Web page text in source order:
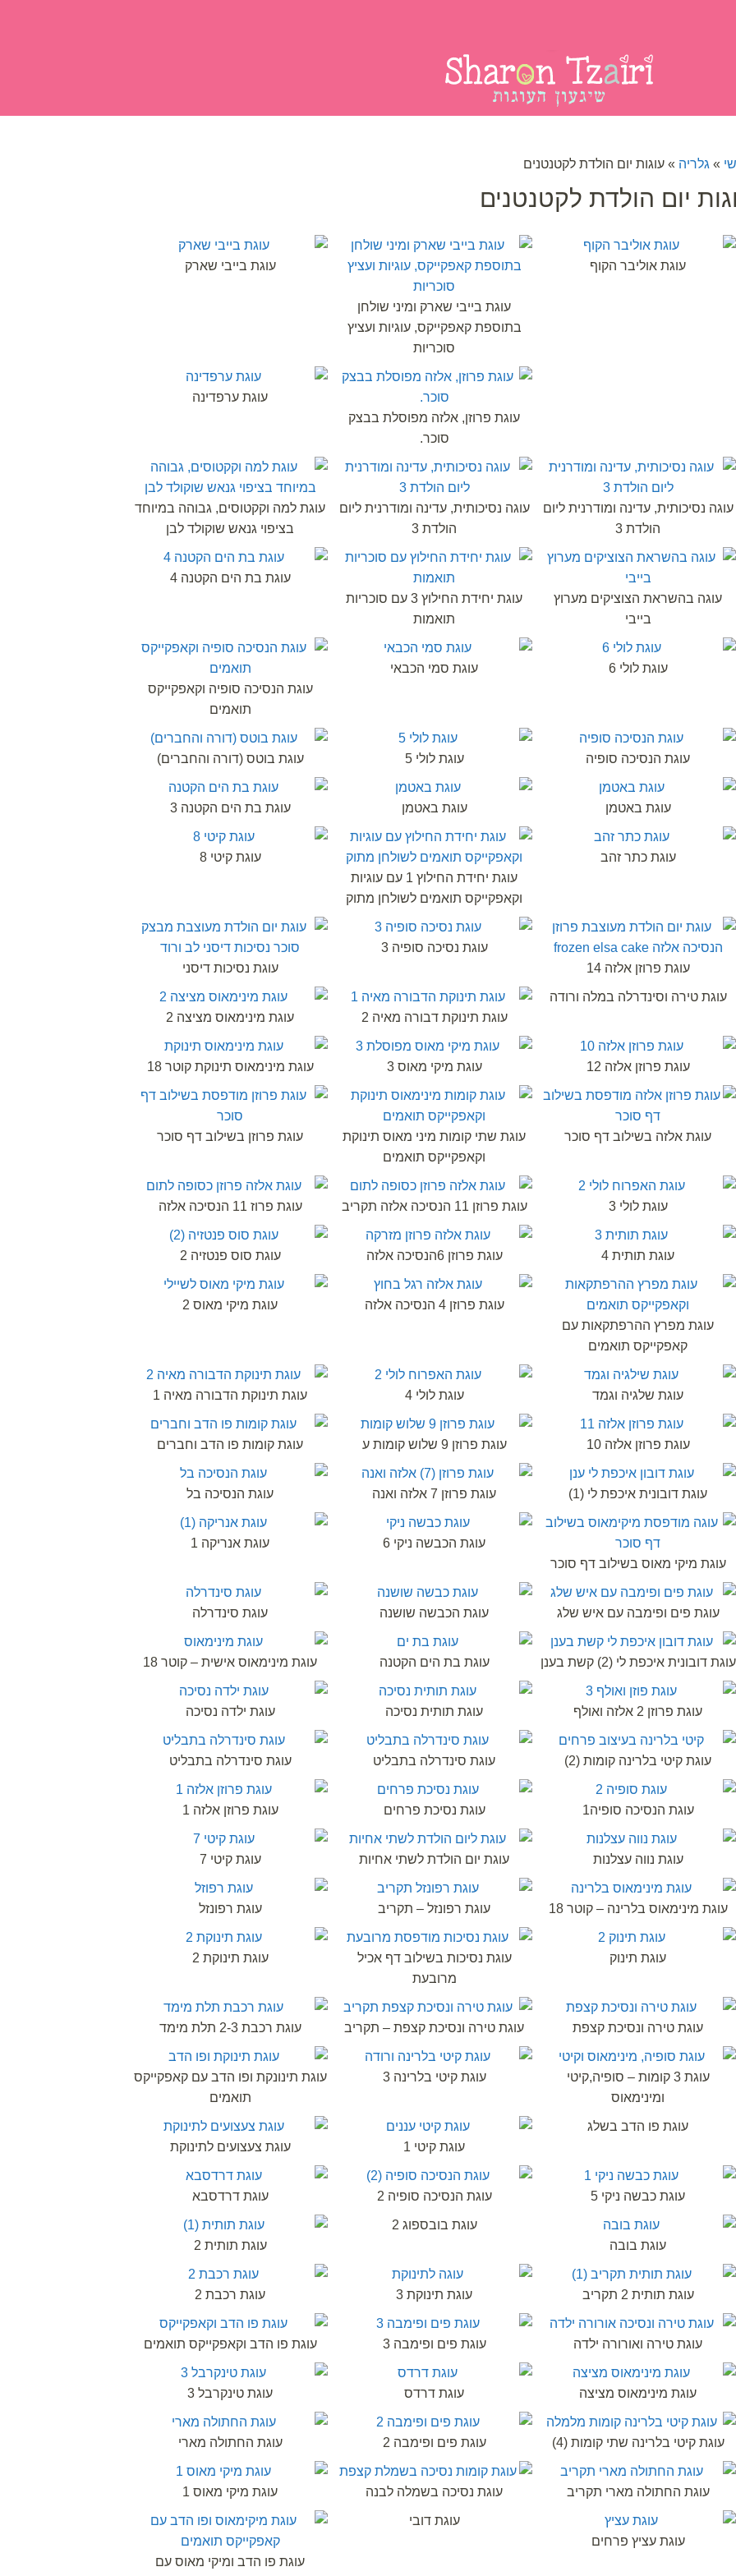
» גלריה » עוגות יום הולדת לקטנטנים
יום הולדת לקטנטנים
עוגת אוליבר הקוף
עוגת בייבי שארק ומיני שולחן
בתוספת קאפקייקס, עוגיות ועציץ
סוכריות
עוגת בייבי שארק
עוגת פרוזן, אלזה מפוסלת בבצק
סוכר.
עוגת ערפדינה
עוגה נסיכותית, עדינה ומודרנית ליום
הולדת 3
עוגה נסיכותית, עדינה ומודרנית ליום
הולדת 3
עוגת למה וקקטוסים, גבוהה במיוחד
בציפוי גנאש שוקולד לבן
עוגה בהשראת הצוציקים מערוץ
בייבי
עוגת יחידת החילוץ 3 עם סוכריות
תואמות
עוגת בת הים הקטנה 4
עוגת לולי 6
עוגת סמי הכבאי
עוגת הנסיכה סופיה וקאפקייקס
תואמים
עוגת הנסיכה סופיה עוגת לולי 5 עוגת בוטס (דורה והחברים)
עוגת באטמן עוגת באטמן עוגת בת הים הקטנה 3
עוגת כתר זהב
עוגת יחידת החילוץ 1 עם עוגיות
וקאפקייקס תואמים לשולחן מתוק
עוגת קיטי 8
עוגת פרוזן אלזה 14
עוגת נסיכה סופיה 3
עוגת נסיכות דיסני
עוגת טירה וסינדרלה במלה ורודה
עוגת תינוקת דבורה מאיה 2
עוגת מינימאוס מציצה 2
עוגת פרוזן אלזה 12 עוגת מיקי מאוס 3 עוגת מינימאוס תינוקת קוטר 18
עוגת אלזה בשילוב דף סוכר
עוגת שתי קומות מיני מאוס תינוקת
וקאפקייקס תואמים
עוגת פרוזן בשילוב דף סוכר
עוגת לולי 3 עוגת פרוזן 11 הנסיכה אלזה תקריב עוגת פרוז 11 הנסיכה אלזה
עוגת תותית 4 עוגת פרוזן 6הנסיכה אלזה עוגת סוס פנטזיה 2
עוגת מפרץ ההרפתקאות עם
קאפקייקס תואמים
עוגת פרוזן 4 הנסיכה אלזה עוגת מיקי מאוס 2
עוגת שלגיה וגמד עוגת לולי 4 עוגת תינוקת הדבורה מאיה 1
עוגת פרוזן אלזה 10 עוגת פרוזן 9 שלוש קומות ע עוגת קומות פו הדב וחברים
עוגת דובונית איכפת לי (1) עוגת פרוזן 7 אלזה ואנה עוגת הנסיכה בל
עוגת מיקי מאוס בשילוב דף סוכר
עוגת הכבשה ניקי 6 עוגת אנריקה 1
עוגת פים ופימבה עם איש שלג עוגת הכבשה שושנה עוגת סינדרלה
עוגת דובונית איכפת לי (2) קשת בענן עוגת בת הים הקטנה עוגת מינימאוס אישית – קוטר 18
עוגת פרוזן 2 אלזה ואולף עוגת תותית נסיכה עוגת ילדה נסיכה
עוגת קיטי בלרינה קומות (2) עוגת סינדרלה בתבליט עוגת סינדרלה בתבליט
עוגת הנסיכה סופיה1 עוגת נסיכת פרחים עוגת פרוזן אלזה 1
עוגת נווה עצלנות עוגת יום הולדת לשתי אחיות עוגת קיטי 7
עוגת מינימאוס בלרינה – קוטר 18 עוגת רפונזל – תקריב עוגת רפונזל
עוגת תינוק
עוגת נסיכות בשילוב דף אכיל
מרובעת
עוגת תינוקת 2
עוגת טירה ונסיכת קצפת עוגת טירה ונסיכת קצפת – תקריב עוגת רכבת 2-3 תלת מימד
עוגת 3 קומות – סופיה,קיטי
ומינימאוס
עוגת קיטי בלרינה 3
עוגת תינונקת ופו הדב עם קאפקייקס
תואמים
עוגת פו הדב בשלג
עוגת קיטי 1
עוגת צעצועים לתינוקת
עוגת כבשה ניקי 5 עוגת הנסיכה סופיה 2 עוגת דרדסבא
עוגת בובה
עוגת בובספוג 2
עוגת תותית 2
עוגת תותית 2 תקריב עוגת תינוקת 3 עוגת רכבת 2
עוגת טירה ואורורה ילדה עוגת פים ופימבה 3 עוגת פו הדב וקאפקייקס תואמים
עוגת מינימאוס מציצה עוגת דרדס עוגת טינקרבל 3
עוגת קיטי בלרינה שתי קומות (4) עוגת פים ופימבה 2 עוגת החתולה מארי
עוגת החתולה מארי תקריב עוגת נסיכה בשמלה לבנה עוגת מיקי מאוס 1
עוגת עציץ פרחים
עוגת דובי
עוגת פו הדב ומיקי מאוס עם